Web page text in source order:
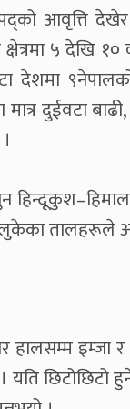
आवृत्ति
५ देखि
देशमा
दुईवटा
तालहरूले
इम्जा र
छिटोछिटो